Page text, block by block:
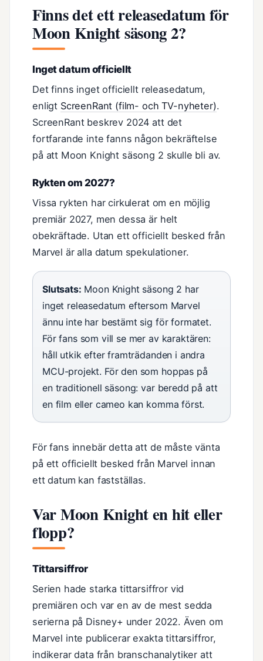
Finns det ett releasedatum för
Moon Knight säsong 2?
Inget datum officiellt
Det finns inget officiellt releasedatum,
enligt ScreenRant (film- och TV-nyheter).
ScreenRant beskrev 2024 att det
fortfarande inte fanns någon bekräftelse
på att Moon Knight säsong 2 skulle bli av.
Rykten om 2027?
Vissa rykten har cirkulerat om en möjlig
premiär 2027, men dessa är helt
obekräftade. Utan ett officiellt besked från
Marvel är alla datum spekulationer.
Slutsats: Moon Knight säsong 2 har
inget releasedatum eftersom Marvel
ännu inte har bestämt sig för formatet.
För fans som vill se mer av karaktären:
håll utkik efter framträdanden i andra
MCU-projekt. För den som hoppas på
en traditionell säsong: var beredd på att
en film eller cameo kan komma först.
För fans innebär detta att de måste vänta
på ett officiellt besked från Marvel innan
ett datum kan fastställas.
Var Moon Knight en hit eller
flopp?
Tittarsiffror
Serien hade starka tittarsiffror vid
premiären och var en av de mest sedda
serierna på Disney+ under 2022. Även om
Marvel inte publicerar exakta tittarsiffror,
indikerar data från branschanalytiker att